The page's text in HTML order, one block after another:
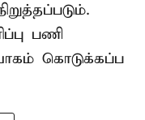
பணி
கொடுக்கப்ப